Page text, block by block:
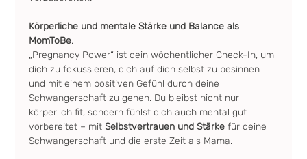
Körperliche und mentale Stärke und Balance als
MomToBe.
„Pregnancy Power“ ist dein wöchentlicher Check-In, um
dich zu fokussieren, dich auf dich selbst zu besinnen
und mit einem positiven Gefühl durch deine
Schwangerschaft zu gehen. Du bleibst nicht nur
körperlich fit, sondern fühlst dich auch mental gut
vorbereitet – mit Selbstvertrauen und Stärke für deine
Schwangerschaft und die erste Zeit als Mama.